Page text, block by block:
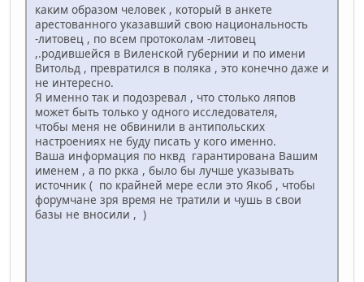
каким образом человек , который в анкете
арестованного указавший свою национальность
-литовец , по всем протоколам -литовец
,.родившейся в Виленской губернии и по имени
Витольд , превратился в поляка , это конечно даже и
не интересно.
Я именно так и подозревал , что столько ляпов
может быть только у одного исследователя,
чтобы меня не обвинили в антипольских
настроениях не буду писать у кого именно.
Ваша информация по нквд гарантирована Вашим
именем , а по ркка , было бы лучше указывать
источник ( по крайней мере если это Якоб , чтобы
форумчане зря время не тратили и чушь в свои
базы не вносили , )